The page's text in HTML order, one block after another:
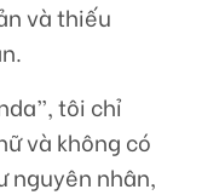
và thiếu
tôi chỉ
và không có
nguyên nhân,